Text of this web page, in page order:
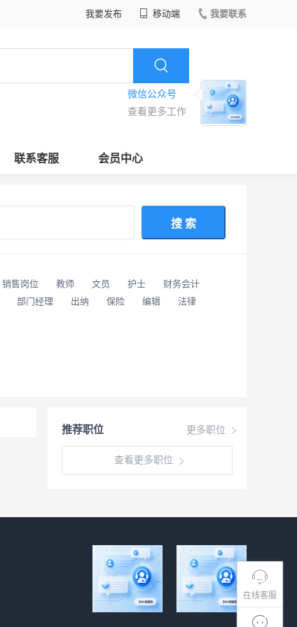
我要发布 移动端 我要联系
微信公众号
查看更多工作
联系客服 会员中心
在线客服
搜 索
销售岗位 教师 文员 护士
财务会计
部门经理 出纳 保险 编辑
法律
更多职位
推荐职位
查看更多职位